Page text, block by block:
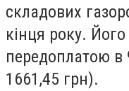
складових
кінця року.
передоплатою
1661,45 грн).